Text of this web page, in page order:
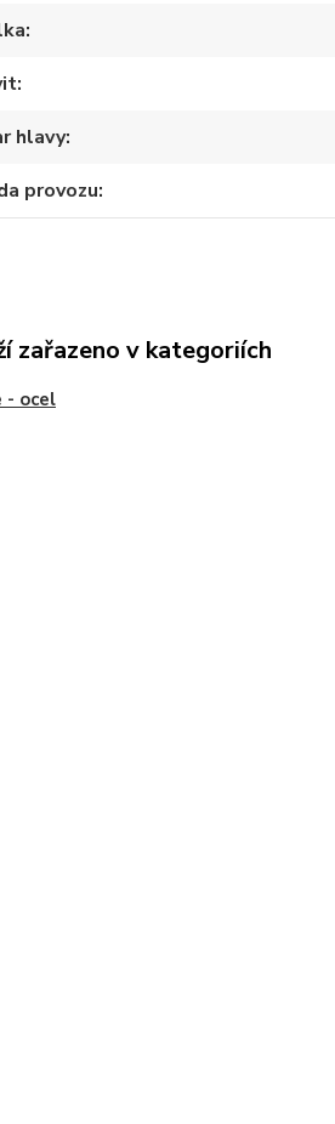
hlavy
provozu
zařazeno v kategoriích
- ocel